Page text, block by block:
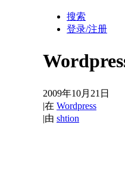
搜索
登录/注册
2009年10月21日
|在 Wordpress
|由 shtion